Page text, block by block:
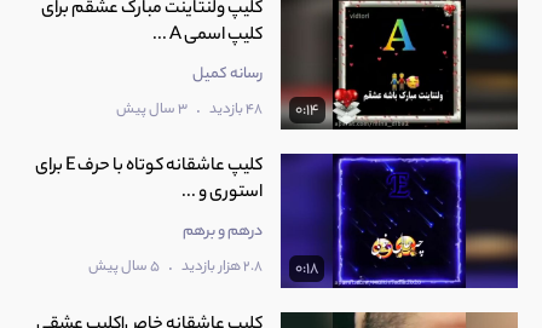
0:14
کلیپ ولنتاینت مبارک عشقم برای
کلیپ اسمی A ...
رسانه کمیل
48 بازدید . 3 سال پیش
0:18
کلیپ عاشقانه کوتاه با حرف E برای
استوری و ...
درهم و برهم
2.8 هزار بازدید . 5 سال پیش